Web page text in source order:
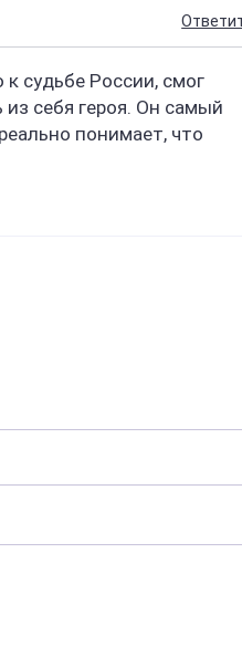
судьбе России, смог
себя героя. Он самый
понимает, что